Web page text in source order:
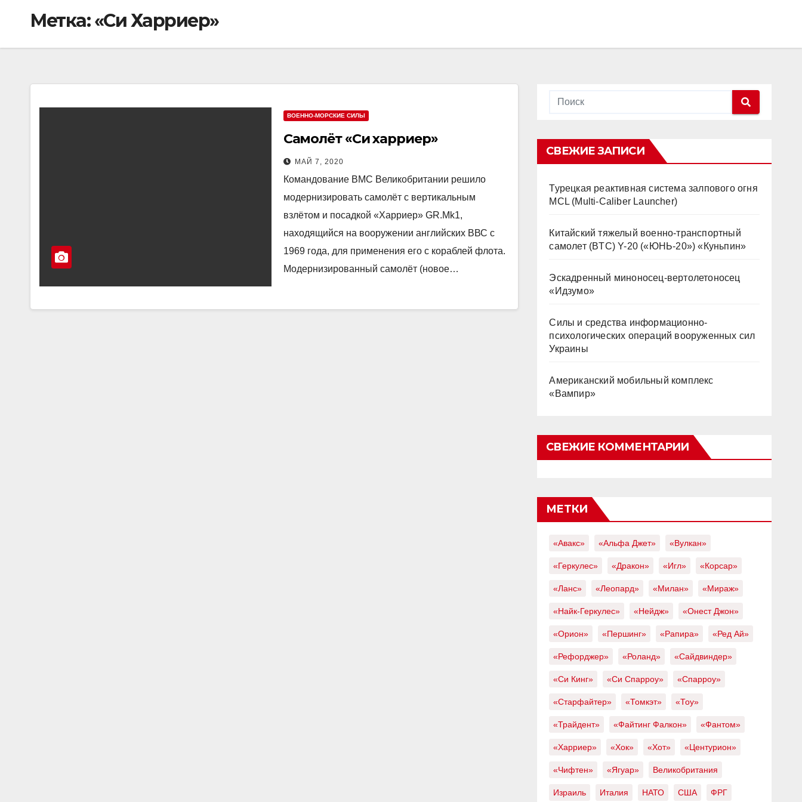
Метка:«Си Харриер»
ВОЕННО-МОРСКИЕ СИЛЫ
Самолёт «Си харриер»
МАЙ 7, 2020
Командование ВMC Великобритании решило
модернизировать самолёт с вертикальным
взлётом и посадкой «Харриер» GR.Mk1,
находящийся на вооружении английских ВВС с
1969 года, для применения его с кораблей флота.
Модернизированный самолёт (новое…
СВЕЖИЕ ЗАПИСИ
Турецкая реактивная система залпового огня
MCL (Multi-Caliber Launcher)
Китайский тяжелый военно-транспортный
самолет (BTC) Y-20 («ЮНЬ-20») «Куньпин»
Эскадренный миноносец-вертолетоносец
«Идзумо»
Силы и средства информационно-
психологических операций вооруженных сил
Украины
Американский мобильный комплекс
«Вампир»
СВЕЖИЕ КОММЕНТАРИИ
МЕТКИ
«Авакс» «Альфа Джет» «Вулкан»
«Геркулес» «Дракон» «Игл» «Корсар»
«Ланс» «Леопард» «Милан» «Мираж»
«Найк-Геркулес» «Нейдж» «Онест Джон»
«Орион» «Першинг» «Рапира» «Ред Ай»
«Рефорджер» «Роланд» «Сайдвиндер»
«Си Кинг» «Си Спарроу» «Спарроу»
«Старфайтер» «Томкэт» «Тоу»
«Трайдент» «Файтинг Фалкон» «Фантом»
«Харриер» «Хок» «Хот» «Центурион»
«Чифтен» «Ягуар» Великобритания
Израиль Италия НАТО США ФРГ